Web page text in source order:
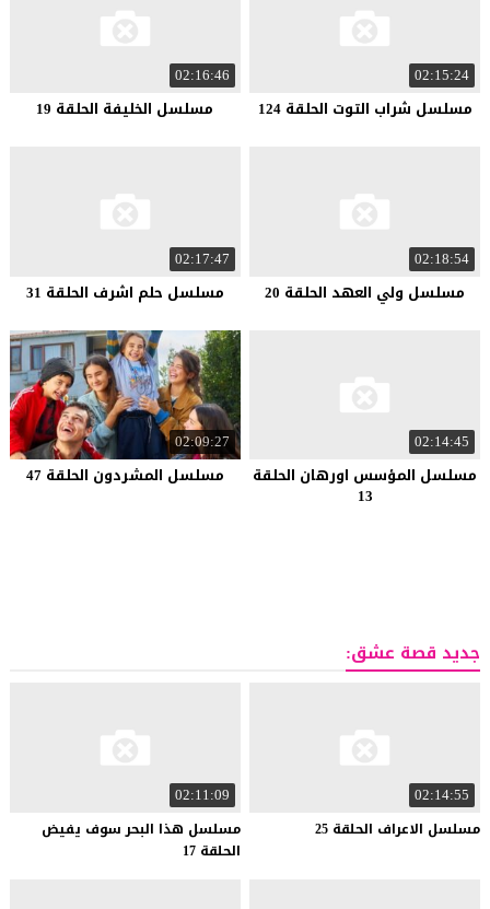
02:15:24
مسلسل شراب التوت الحلقة 124
02:16:46
مسلسل الخليفة الحلقة 19
02:18:54
مسلسل ولي العهد الحلقة 20
02:17:47
مسلسل حلم اشرف الحلقة 31
02:14:45
مسلسل المؤسس اورهان الحلقة
13
02:09:27
مسلسل المشردون الحلقة 47
جديد قصة عشق:
02:14:55
مسلسل الاعراف الحلقة 25
02:11:09
مسلسل هذا البحر سوف يفيض
الحلقة 17